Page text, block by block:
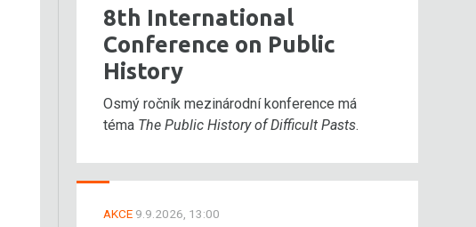
8th International
Conference on Public
History
Osmý ročník mezinárodní konference má
téma The Public History of Difficult Pasts.
AKCE 9.9.2026, 13:00